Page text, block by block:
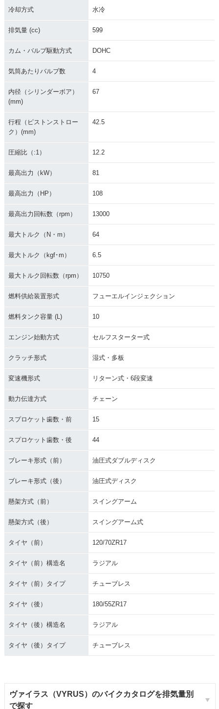
冷却方式 水冷
排気量 (cc) 599
カム・バルブ駆動方式 DOHC
気筒あたりバルブ数 4
内径（シリンダーボア）
(mm)
67
行程（ピストンストロー
ク）(mm)
42.5
圧縮比（:1） 12.2
最高出力（kW） 81
最高出力（HP） 108
最高出力回転数（rpm） 13000
最大トルク（N・m） 64
最大トルク（kgf･m） 6.5
最大トルク回転数（rpm） 10750
燃料供給装置形式 フューエルインジェクション
燃料タンク容量 (L) 10
エンジン始動方式 セルフスターター式
クラッチ形式 湿式・多板
変速機形式 リターン式・6段変速
動力伝達方式 チェーン
スプロケット歯数・前 15
スプロケット歯数・後 44
ブレーキ形式（前） 油圧式ダブルディスク
ブレーキ形式（後） 油圧式ディスク
懸架方式（前） スイングアーム
懸架方式（後） スイングアーム式
タイヤ（前） 120/70ZR17
タイヤ（前）構造名 ラジアル
タイヤ（前）タイプ チューブレス
タイヤ（後） 180/55ZR17
タイヤ（後）構造名 ラジアル
タイヤ（後）タイプ チューブレス
ヴァイラス（VYRUS）のバイクカタログを排気量別
で探す